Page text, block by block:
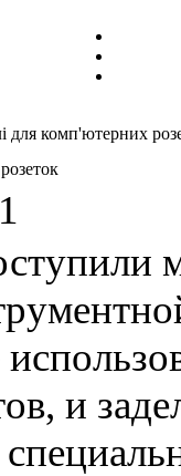
для комп'ютерних
и